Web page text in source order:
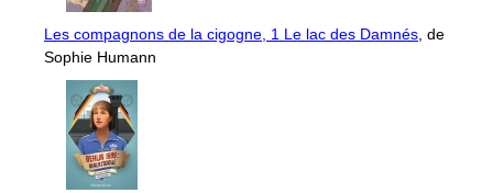
Les compagnons de la cigogne, 1 Le lac des Damnés , de
Sophie Humann